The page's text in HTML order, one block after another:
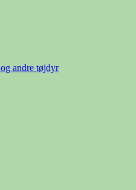
andre tøjdyr